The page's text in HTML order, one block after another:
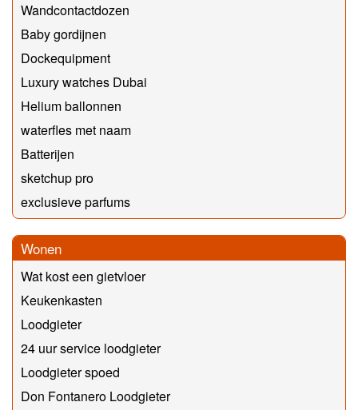
Wandcontactdozen
Baby gordijnen
Dockequipment
Luxury watches Dubai
Helium ballonnen
waterfles met naam
Batterijen
sketchup pro
exclusieve parfums
Wonen
Wat kost een gietvloer
Keukenkasten
Loodgieter
24 uur service loodgieter
Loodgieter spoed
Don Fontanero Loodgieter